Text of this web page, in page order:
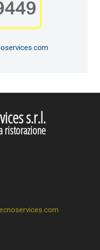
s.r.l.
ristorazione